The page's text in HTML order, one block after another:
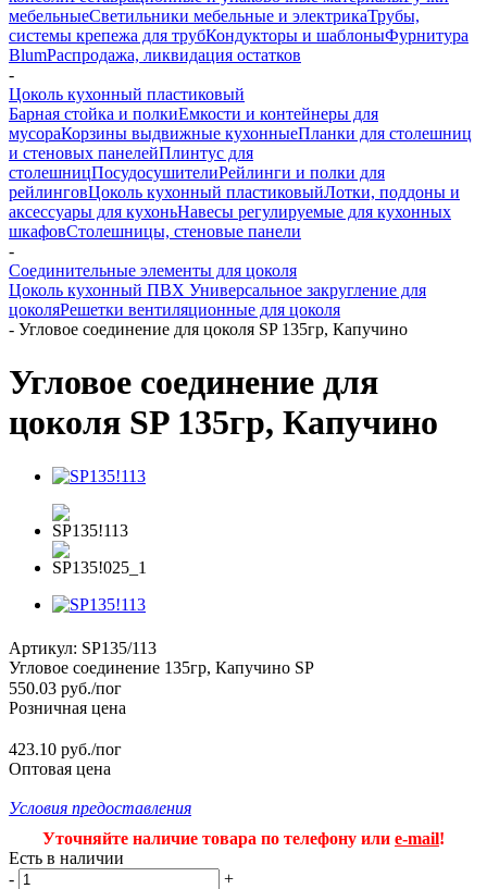
мебельныеСветильники мебельные и электрикаТрубы,
системы крепежа для трубКондукторы и шаблоныФурнитура
BlumРаспродажа, ликвидация остатков
-
Цоколь кухонный пластиковый
Барная стойка и полкиЕмкости и контейнеры для
мусораКорзины выдвижные кухонныеПланки для столешниц
и стеновых панелейПлинтус для
столешницПосудосушителиРейлинги и полки для
рейлинговЦоколь кухонный пластиковыйЛотки, поддоны и
аксессуары для кухоньНавесы регулируемые для кухонных
шкафовСтолешницы, стеновые панели
-
Соединительные элементы для цоколя
Цоколь кухонный ПВХ Универсальное закругление для
цоколяРешетки вентиляционные для цоколя
- Угловое соединение для цоколя SP 135гр, Капучино
Угловое соединение для
цоколя SP 135гр, Капучино
Артикул: SP135/113
Угловое соединение 135гр, Капучино SP
550.03 руб./пог
Розничная цена
423.10 руб./пог
Оптовая цена
Условия предоставления
Уточняйте наличие товара по телефону или e-mail!
Есть в наличии
-
+